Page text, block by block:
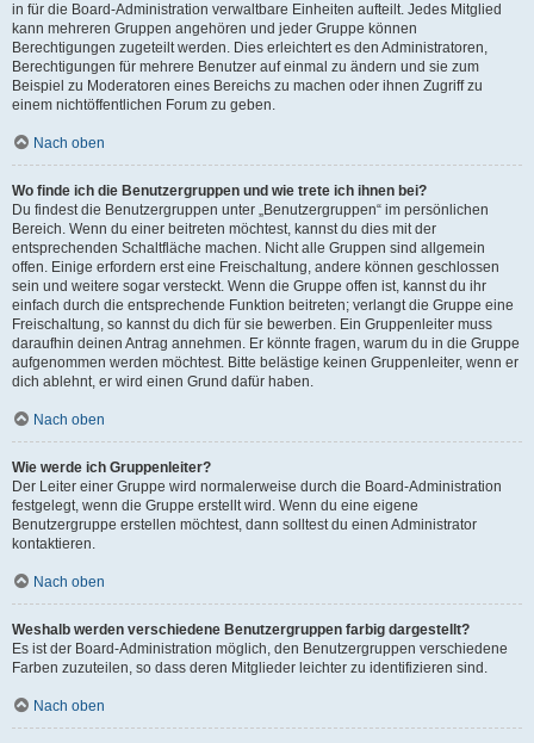
in für die Board-Administration verwaltbare Einheiten aufteilt. Jedes Mitglied
kann mehreren Gruppen angehören und jeder Gruppe können
Berechtigungen zugeteilt werden. Dies erleichtert es den Administratoren,
Berechtigungen für mehrere Benutzer auf einmal zu ändern und sie zum
Beispiel zu Moderatoren eines Bereichs zu machen oder ihnen Zugriff zu
einem nichtöffentlichen Forum zu geben.
Nach oben
Wo finde ich die Benutzergruppen und wie trete ich ihnen bei?
Du findest die Benutzergruppen unter „Benutzergruppen“ im persönlichen
Bereich. Wenn du einer beitreten möchtest, kannst du dies mit der
entsprechenden Schaltfläche machen. Nicht alle Gruppen sind allgemein
offen. Einige erfordern erst eine Freischaltung, andere können geschlossen
sein und weitere sogar versteckt. Wenn die Gruppe offen ist, kannst du ihr
einfach durch die entsprechende Funktion beitreten; verlangt die Gruppe eine
Freischaltung, so kannst du dich für sie bewerben. Ein Gruppenleiter muss
daraufhin deinen Antrag annehmen. Er könnte fragen, warum du in die Gruppe
aufgenommen werden möchtest. Bitte belästige keinen Gruppenleiter, wenn er
dich ablehnt, er wird einen Grund dafür haben.
Nach oben
Wie werde ich Gruppenleiter?
Der Leiter einer Gruppe wird normalerweise durch die Board-Administration
festgelegt, wenn die Gruppe erstellt wird. Wenn du eine eigene
Benutzergruppe erstellen möchtest, dann solltest du einen Administrator
kontaktieren.
Nach oben
Weshalb werden verschiedene Benutzergruppen farbig dargestellt?
Es ist der Board-Administration möglich, den Benutzergruppen verschiedene
Farben zuzuteilen, so dass deren Mitglieder leichter zu identifizieren sind.
Nach oben